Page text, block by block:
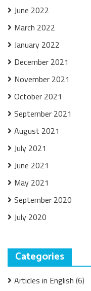
June 2022
March 2022
January 2022
December 2021
November 2021
October 2021
September 2021
August 2021
July 2021
June 2021
May 2021
September 2020
July 2020
Categories
Articles in English (6)